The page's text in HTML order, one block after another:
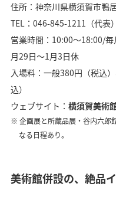
住所：神奈川県横須賀市鴨
TEL：046-845-1211（代表）
営業時間：10:00〜18:00/
月29日〜1月3日休
入場料：一般380円（税込
込）
ウェブサイト： 横須賀美術
企画展と所蔵品展・谷内六郎
なる日程あり。
美術館併設の、絶品